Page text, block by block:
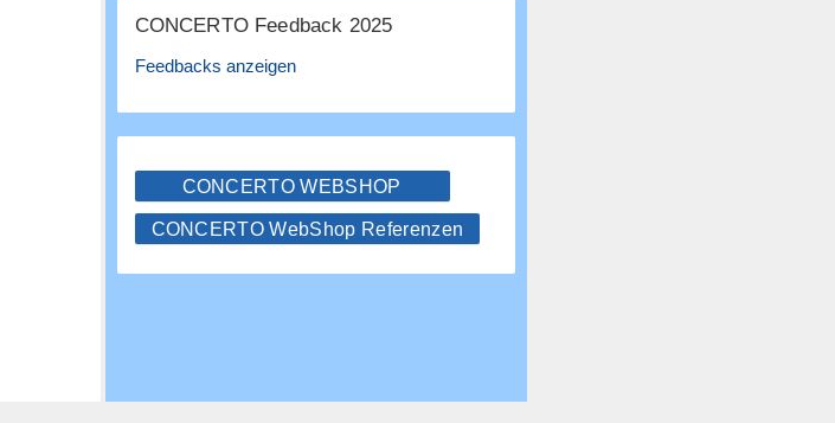
CONCERTO Feedback 2025
Feedbacks anzeigen
CONCERTO WEBSHOP
CONCERTO WebShop Referenzen